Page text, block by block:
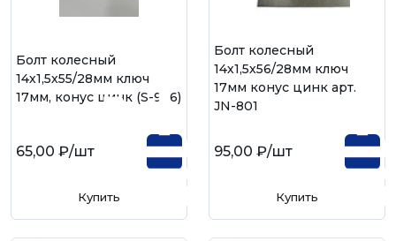
Болт колесный
14х1,5х55/28мм ключ
17мм, конус цинк (S-966)
65,00 ₽/шт
Купить
Болт колесный
14х1,5х56/28мм ключ
17мм конус цинк арт.
JN-801
95,00 ₽/шт
Купить